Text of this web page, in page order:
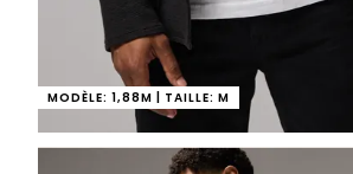
MODÈLE: 1,88M | TAILLE: M